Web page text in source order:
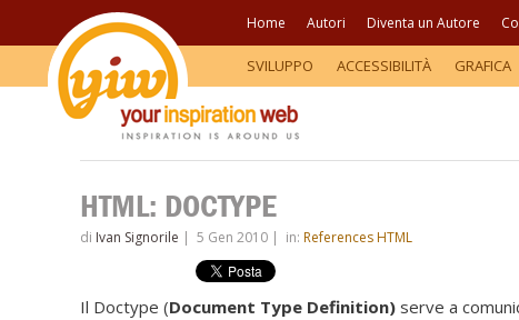
Home Autori Diventa un Autore
SVILUPPO ACCESSIBILITÀ GRAFICA
HTML: DOCTYPE
di Ivan Signorile | 5 Gen 2010 | in: References HTML
Il Doctype (Document Type Definition) serve a